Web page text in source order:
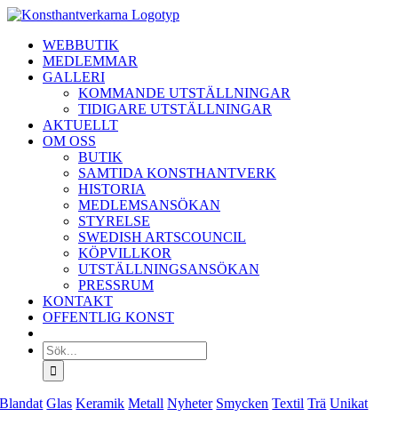
Fortsätt
innehålletWEBBUTIK
MEDLEMMAR
GALLERI
KOMMANDE UTSTÄLLNINGAR
TIDIGARE UTSTÄLLNINGAR
AKTUELLT
OM OSS
BUTIK
SAMTIDA KONSTHANTVERK
HISTORIA
MEDLEMSANSÖKAN
STYRELSE
SWEDISH ARTSCOUNCIL
KÖPVILLKOR
UTSTÄLLNINGSANSÖKAN
PRESSRUM
KONTAKT
OFFENTLIG KONST
Sök
efter:
Blandat Glas Keramik Metall Nyheter Smycken Textil Trä Unikat